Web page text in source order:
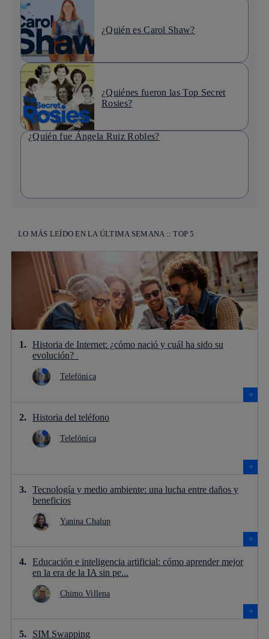
¿Quién es Carol Shaw?
¿Quiénes fueron las Top Secret
Rosies?
¿Quién fue Ángela Ruiz Robles?
LO MÁS LEÍDO EN LA ÚLTIMA SEMANA :: TOP 5
Historia de Internet: ¿cómo nació y cuál ha sido su
evolución?
Telefónica
Historia del teléfono
Telefónica
Tecnología y medio ambiente: una lucha entre daños y
beneficios
Yanina Chalup
Educación e inteligencia artificial: cómo aprender mejor
en la era de la IA sin pe...
Chimo Villena
SIM Swapping